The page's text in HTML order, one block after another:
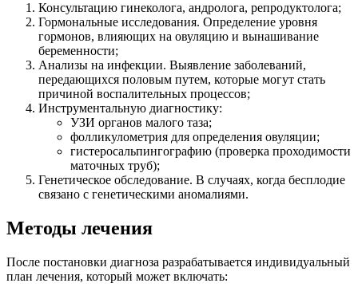
Консультацию гинеколога, андролога, репродуктолога;
Гормональные исследования. Определение уровня
гормонов, влияющих на овуляцию и вынашивание
беременности;
Анализы на инфекции. Выявление заболеваний,
передающихся половым путем, которые могут стать
причиной воспалительных процессов;
Инструментальную диагностику:
УЗИ органов малого таза;
фолликулометрия для определения овуляции;
гистеросальпингографию (проверка проходимости
маточных труб);
Генетическое обследование. В случаях, когда бесплодие
связано с генетическими аномалиями.
Методы лечения
После постановки диагноза разрабатывается индивидуальный
план лечения, который может включать: